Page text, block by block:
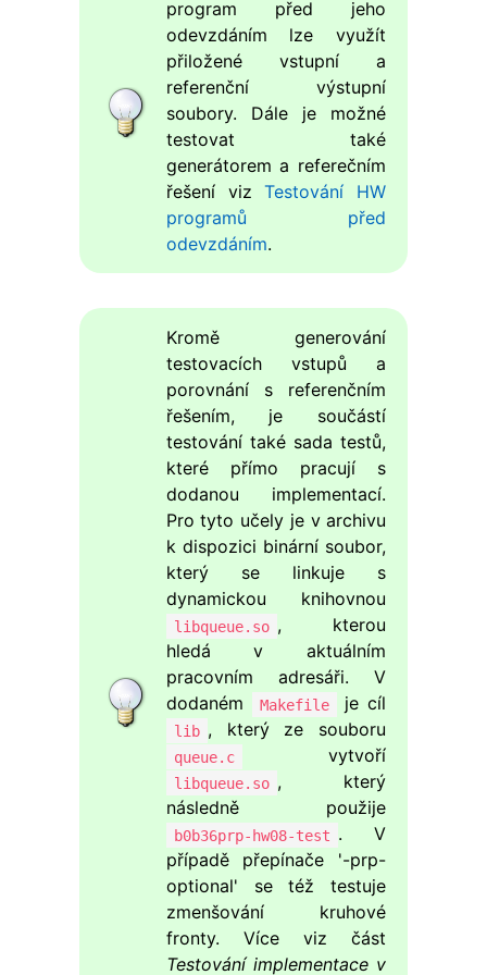
program před jeho
odevzdáním lze využít
přiložené vstupní a
referenční výstupní
soubory. Dále je možné
testovat také
generátorem a referečním
řešení vizTestování HW
programů před
odevzdáním.
Kromě generování
testovacích vstupů a
porovnání s referenčním
řešením, je součástí
testování také sada testů,
které přímo pracují s
dodanou implementací.
Pro tyto učely je v archivu
k dispozici binární soubor,
který se linkuje s
dynamickou knihovnou
libqueue.so , kterou
hledá v aktuálním
pracovním adresáři. V
dodaném
Makefile je cíl
lib , který ze souboru
queue.c vytvoří
libqueue.so , který
následně použije
b0b36prp-hw08-test . V
případě přepínače '-prp-
optional' se též testuje
zmenšování kruhové
fronty. Více viz část
Testování implementace v